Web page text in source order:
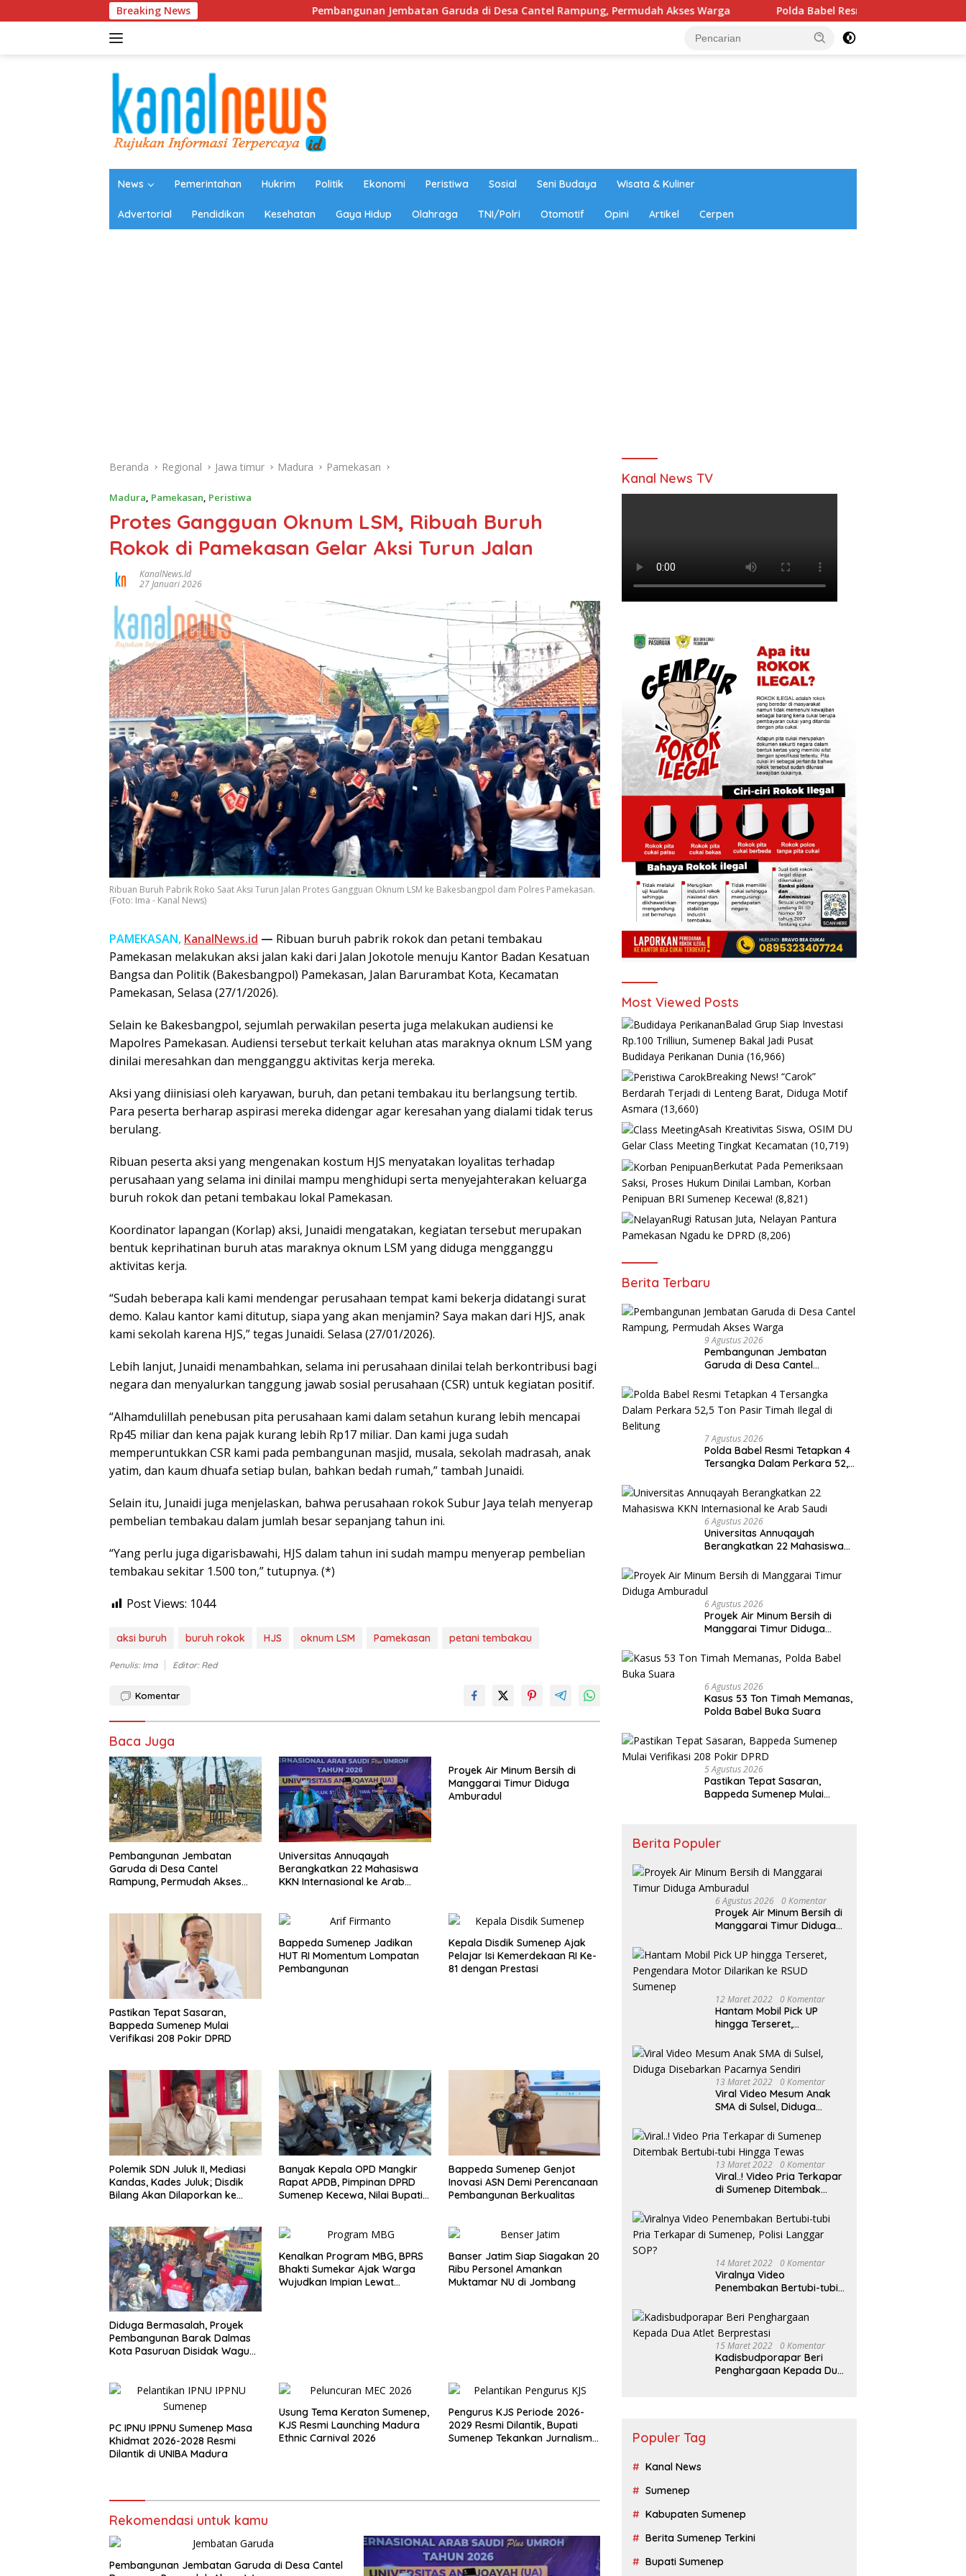
ke
Breaking News Pembangunan Jembatan Garuda di Desa Cantel Rampung, Permudah Akses Warga Polda Babel Resmi Tetapkan 4 Tersangka Dalam
News Pemerintahan Hukrim Politik Ekonomi Peristiwa Sosial Seni Budaya Wisata & Kuliner
Advertorial Pendidikan Kesehatan Gaya Hidup Olahraga TNI/Polri Otomotif Opini Artikel Cerpen
Beranda Regional Jawa timur Madura Pamekasan
Madura, Pamekasan, Peristiwa
Protes Gangguan Oknum LSM, Ribuah Buruh
Rokok di Pamekasan Gelar Aksi Turun Jalan
KanalNews.id
27 Januari 2026
Ribuan Buruh Pabrik Roko Saat Aksi Turun Jalan Protes Gangguan Oknum LSM ke Bakesbangpol dam Polres Pamekasan.
(Foto: Ima - Kanal News)
PAMEKASAN, KanalNews.id — Ribuan buruh pabrik rokok dan petani tembakau
Pamekasan melakukan aksi jalan kaki dari Jalan Jokotole menuju Kantor Badan Kesatuan
Bangsa dan Politik (Bakesbangpol) Pamekasan, Jalan Barurambat Kota, Kecamatan
Pamekasan, Selasa (27/1/2026).
Selain ke Bakesbangpol, sejumlah perwakilan peserta juga melakukan audiensi ke
Mapolres Pamekasan. Audiensi tersebut terkait keluhan atas maraknya oknum LSM yang
dinilai meresahkan dan mengganggu aktivitas kerja mereka.
Aksi yang diinisiasi oleh karyawan, buruh, dan petani tembakau itu berlangsung tertib.
Para peserta berharap aspirasi mereka didengar agar keresahan yang dialami tidak terus
berulang.
Ribuan peserta aksi yang mengenakan kostum HJS menyatakan loyalitas terhadap
perusahaan yang selama ini dinilai mampu menghidupi serta menyejahterakan keluarga
buruh rokok dan petani tembakau lokal Pamekasan.
Koordinator lapangan (Korlap) aksi, Junaidi mengatakan, kegiatan tersebut merupakan
bentuk keprihatinan buruh atas maraknya oknum LSM yang diduga mengganggu
aktivitas kerja.
“Sudah beberapa kali kami mendengar perusahaan tempat kami bekerja didatangi surat
demo. Kalau kantor kami ditutup, siapa yang akan menjamin? Saya makan dari HJS, anak
kami sekolah karena HJS,” tegas Junaidi. Selasa (27/01/2026).
Lebih lanjut, Junaidi menambahkan, selama ini perusahaan dinilai telah berkontribusi bagi
negara dan menyalurkan tanggung jawab sosial perusahaan (CSR) untuk kegiatan positif.
“Alhamdulillah penebusan pita perusahaan kami dalam setahun kurang lebih mencapai
Rp45 miliar dan kena pajak kurang lebih Rp17 miliar. Dan kami juga sudah
memperuntukkan CSR kami pada pembangunan masjid, musala, sekolah madrasah, anak
yatim, dan kaum dhuafa setiap bulan, bahkan bedah rumah,” tambah Junaidi.
Selain itu, Junaidi juga menjelaskan, bahwa perusahaan rokok Subur Jaya telah menyerap
pembelian tembakau dalam jumlah besar sepanjang tahun ini.
“Yang perlu juga digarisbawahi, HJS dalam tahun ini sudah mampu menyerap pembelian
tembakau sekitar 1.500 ton,” tutupnya. (*)
Post Views: 1044
aksi buruh buruh rokok HJS oknum LSM Pamekasan petani tembakau
Penulis: Ima Editor: Red
Komentar
Baca Juga
Pembangunan Jembatan
Garuda di Desa Cantel
Rampung, Permudah Akses
Universitas Annuqayah
Berangkatkan 22 Mahasiswa
KKN Internasional ke Arab
Proyek Air Minum Bersih di
Manggarai Timur Diduga
Amburadul
Pastikan Tepat Sasaran,
Bappeda Sumenep Mulai
Verifikasi 208 Pokir DPRD
Bappeda Sumenep Jadikan
HUT RI Momentum Lompatan
Pembangunan
Kepala Disdik Sumenep Ajak
Pelajar Isi Kemerdekaan RI Ke-
81 dengan Prestasi
Polemik SDN Juluk II, Mediasi
Kandas, Kades Juluk; Disdik
Bilang Akan Dilaporkan ke
Banyak Kepala OPD Mangkir
Rapat APDB, Pimpinan DPRD
Sumenep Kecewa, Nilai Bupati
Bappeda Sumenep Genjot
Inovasi ASN Demi Perencanaan
Pembangunan Berkualitas
Diduga Bermasalah, Proyek
Pembangunan Barak Dalmas
Kota Pasuruan Disidak Wagub
Kenalkan Program MBG, BPRS
Bhakti Sumekar Ajak Warga
Wujudkan Impian Lewat
Banser Jatim Siap Siagakan 20
Ribu Personel Amankan
Muktamar NU di Jombang
PC IPNU IPPNU Sumenep Masa
Khidmat 2026-2028 Resmi
Dilantik di UNIBA Madura
Usung Tema Keraton Sumenep,
KJS Resmi Launching Madura
Ethnic Carnival 2026
Pengurus KJS Periode 2026-
2029 Resmi Dilantik, Bupati
Sumenep Tekankan Jurnalisme
Rekomendasi untuk kamu
Pembangunan Jembatan Garuda di Desa Cantel
Kanal News TV
Most Viewed Posts
Balad Grup Siap Investasi
Rp.100 Trilliun, Sumenep Bakal Jadi Pusat
Budidaya Perikanan Dunia (16,966)
Breaking News! “Carok”
Berdarah Terjadi di Lenteng Barat, Diduga Motif
Asmara (13,660)
Asah Kreativitas Siswa, OSIM DU
Gelar Class Meeting Tingkat Kecamatan (10,719)
Berkutat Pada Pemeriksaan
Saksi, Proses Hukum Dinilai Lamban, Korban
Penipuan BRI Sumenep Kecewa! (8,821)
Rugi Ratusan Juta, Nelayan Pantura
Pamekasan Ngadu ke DPRD (8,206)
Berita Terbaru
9 Agustus 2026
Pembangunan Jembatan
Garuda di Desa Cantel
Warga
7 Agustus 2026
Polda Babel Resmi Tetapkan 4
Tersangka Dalam Perkara 52,5
Belitung
6 Agustus 2026
Universitas Annuqayah
Berangkatkan 22 Mahasiswa
Saudi
6 Agustus 2026
Proyek Air Minum Bersih di
Manggarai Timur Diduga
6 Agustus 2026
Kasus 53 Ton Timah Memanas,
Polda Babel Buka Suara
5 Agustus 2026
Pastikan Tepat Sasaran,
Bappeda Sumenep Mulai
Berita Populer
6 Agustus 2026 0 Komentar
Proyek Air Minum Bersih di
Manggarai Timur Diduga
12 Maret 2022 0 Komentar
Hantam Mobil Pick UP
hingga Terseret,
Dilarikan ke RSUD
Sumenep
13 Maret 2022 0 Komentar
Viral Video Mesum Anak
SMA di Sulsel, Diduga
Sendiri
13 Maret 2022 0 Komentar
Viral..! Video Pria Terkapar
di Sumenep Ditembak
14 Maret 2022 0 Komentar
Viralnya Video
Penembakan Bertubi-tubi
Polisi Langgar SOP?
15 Maret 2022 0 Komentar
Kadisbudporapar Beri
Penghargaan Kepada Dua
Populer Tag
Kanal News
Sumenep
Kabupaten Sumenep
Berita Sumenep Terkini
Bupati Sumenep